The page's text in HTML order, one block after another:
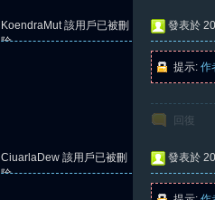
KoendraMut該用戶已被刪
除
發表於
提示: 作
回復
CiuarlaDew 該用戶已被刪
除
發表於